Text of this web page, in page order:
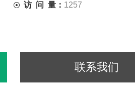
访 问 量： 1257
联系我们